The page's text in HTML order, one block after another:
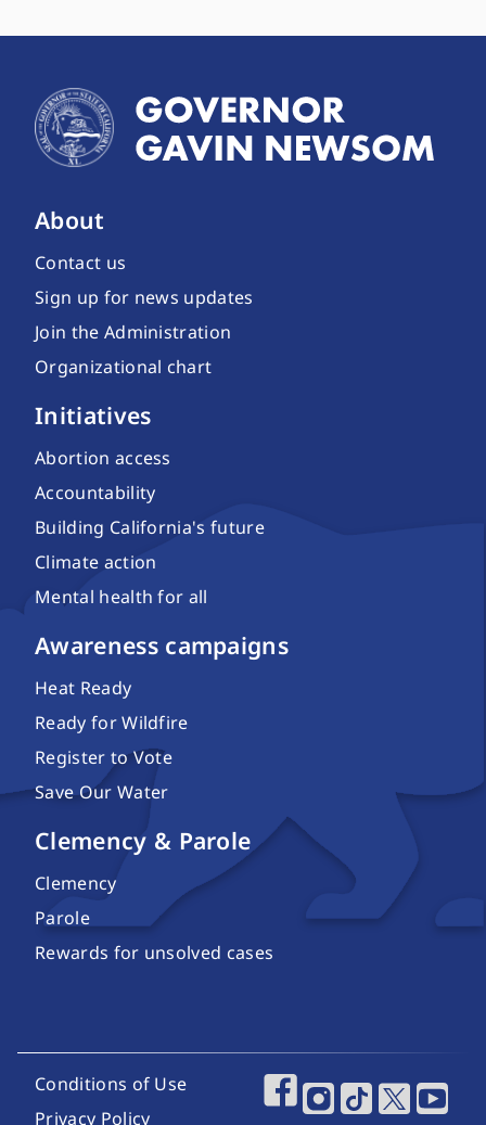
About
Contact us
Sign up for news updates
Join the Administration
Organizational chart
Initiatives
Abortion access
Accountability
Building California's future
Climate action
Mental health for all
Awareness campaigns
Heat Ready
Ready for Wildfire
Register to Vote
Save Our Water
Clemency & Parole
Clemency
Parole
Rewards for unsolved cases
Footer Utility Links
Conditions of Use
Privacy Policy
Footer Social